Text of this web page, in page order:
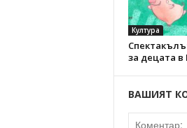
Култура
за децата
ВАШИЯТ